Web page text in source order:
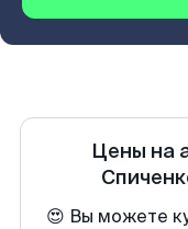
Цены на
😍 Вы можете